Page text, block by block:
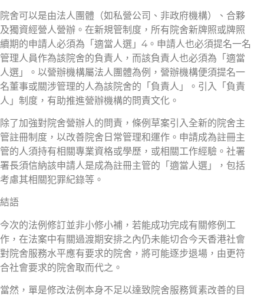
院舍可以是由法人團體（如私營公司、非政府機構）、合夥
及獨資經營人營辦。在新規管制度，所有院舍新牌照或牌照
續期的申請人必須為「適當人選」4。申請人也必須提名一名
管理人員作為該院舍的負責人，而該負責人也必須為「適當
人選」。以營辦機構屬法人團體為例，營辦機構便須提名一
名董事或關涉管理的人為該院舍的「負責人」。引入「負責
人」制度，有助推進營辦機構的問責文化。
除了加強對院舍營辦人的問責，條例草案引入全新的院舍主
管註冊制度，以改善院舍日常管理和運作。申請成為註冊主
管的人須持有相關專業資格或學歷，或相關工作經驗。社署
署長須信納該申請人是成為註冊主管的「適當人選」，包括
考慮其相關犯罪紀錄等。
結語
今次的法例修訂並非小修小補，若能成功完成有關修例工
作，在法案中有關過渡期安排之內仍未能切合今天香港社會
對院舍服務水平應有要求的院舍，將可能逐步退場，由更符
合社會要求的院舍取而代之。
當然，單是修改法例本身不足以達致院舍服務質素改善的目